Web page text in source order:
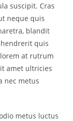
suscipit. Cras
neque quis
blandit
quis
at rutrum
amet ultricies
nec metus
metus luctus